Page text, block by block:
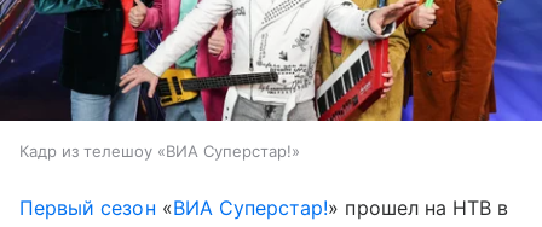
Кадр из телешоу «ВИА Суперстар!»
Первый сезон «ВИА Суперстар!» прошел на НТВ в